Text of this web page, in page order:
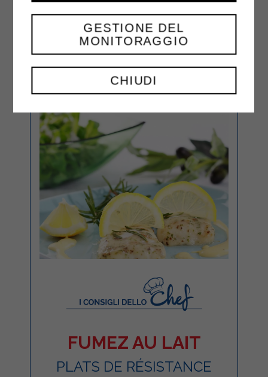
FUMEZ AU LAIT
PLATS DE RÉSISTANCE
CHIUDI
GESTIONE DEL
MONITORAGGIO